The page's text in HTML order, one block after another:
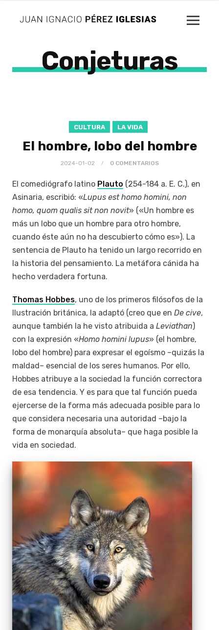
Conjeturas
CULTURA LA VIDA
El hombre, lobo del hombre
2024-01-02 0 COMENTARIOS
El comediógrafo latino Plauto (254-184 a. E. C.), en
Asinaria, escribió: «Lupus est homo homini, non
homo, quom qualis sit non novit» («Un hombre es
más un lobo que un hombre para otro hombre,
cuando éste aún no ha descubierto cómo es»). La
sentencia de Plauto ha tenido un largo recorrido en
la historia del pensamiento. La metáfora cánida ha
hecho verdadera fortuna.
Thomas Hobbes, uno de los primeros filósofos de la
Ilustración británica, la adaptó (creo que en De cive,
aunque también la he visto atribuida a Leviathan)
con la expresión «Homo homini lupus» (el hombre,
lobo del hombre) para expresar el egoísmo –quizás la
maldad– esencial de los seres humanos. Por ello,
Hobbes atribuye a la sociedad la función correctora
de esa tendencia. Y es para que tal función pueda
ejercerse de la forma más adecuada posible para lo
que considera necesaria una autoridad –bajo la
forma de monarquía absoluta– que haga posible la
vida en sociedad.